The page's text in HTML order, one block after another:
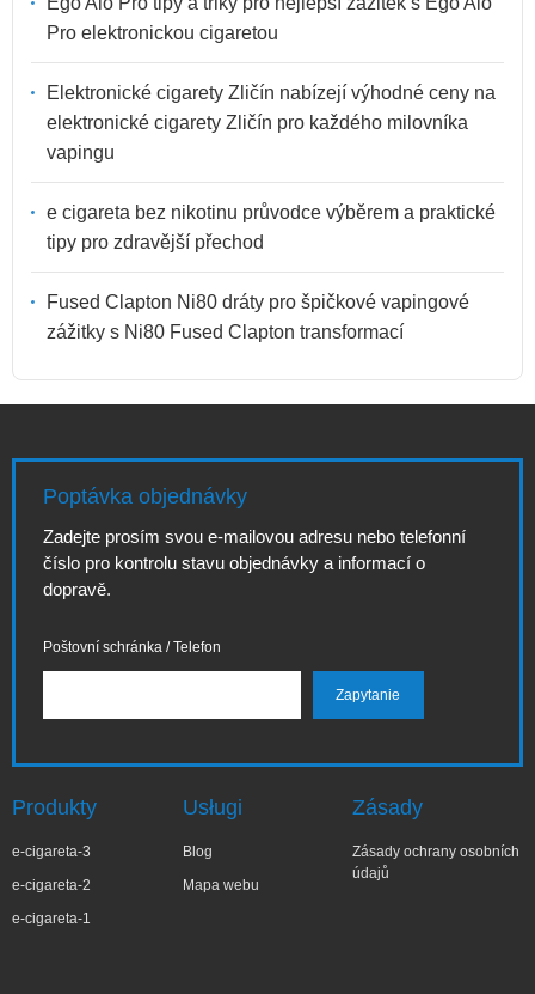
Pro elektronickou cigaretou
Elektronické cigarety Zličín nabízejí výhodné ceny na
elektronické cigarety Zličín pro každého milovníka
vapingu
e cigareta bez nikotinu průvodce výběrem a praktické
tipy pro zdravější přechod
Fused Clapton Ni80 dráty pro špičkové vapingové
zážitky s Ni80 Fused Clapton transformací
Poptávka objednávky
Zadejte prosím svou e-mailovou adresu nebo telefonní
číslo pro kontrolu stavu objednávky a informací o
dopravě.
Poštovní schránka / Telefon
Produkty
e-cigareta-3
e-cigareta-2
e-cigareta-1
Usługi
Blog
Mapa webu
Zásady
Zásady ochrany osobních
údajů